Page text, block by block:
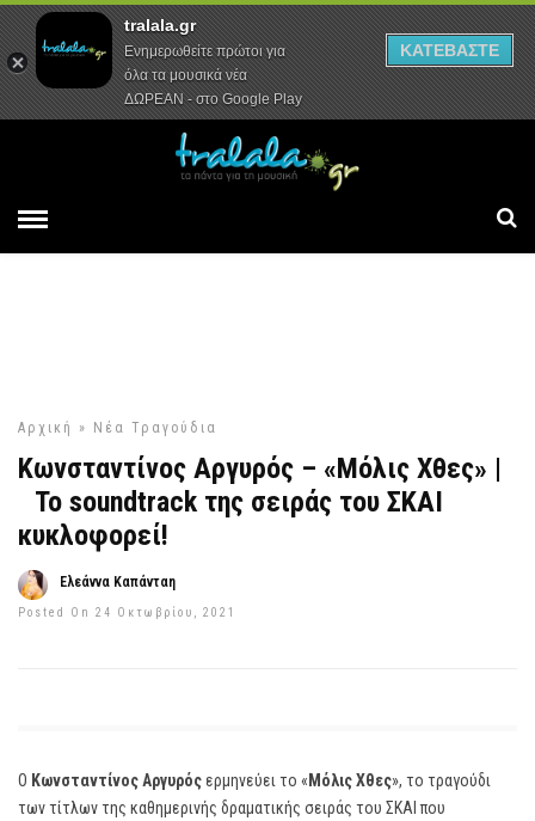
Αρχική Συνεντεύξεις Ρεπορτάζ
Αρχική » Νέα Τραγούδια
Κωνσταντίνος Αργυρός – «Μόλις Χθες» |
Το soundtrack της σειράς του ΣΚΑΙ
κυκλοφορεί!
Ελεάννα Καπάνταη
Posted On 24 Οκτωβρίου, 2021
Ο Κωνσταντίνος Αργυρόςερμηνεύει το « Μόλις Χθες», το τραγούδι
των τίτλων της καθημερινής δραματικής σειράς του ΣΚΑΙ που
tralala.gr
Ενημερωθείτε πρώτοι για
όλα τα μουσικά νέα
ΔΩΡΕΑΝ - στο Google Play
ΚΑΤΕΒΑΣΤΕ